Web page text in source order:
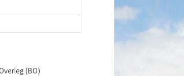
(BO)